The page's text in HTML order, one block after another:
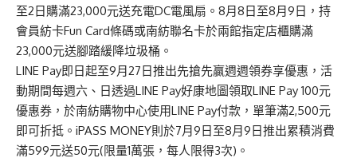
至2日購滿23,000元送充電DC電風扇。8月8日至8月9日，持
會員紡卡Fun Card條碼或南紡聯名卡於兩館指定店櫃購滿
23,000元送腳踏緩降垃圾桶。
LINE Pay即日起至9月27日推出先搶先贏週週領券享優惠，活
動期間每週六、日透過LINE Pay好康地圖領取LINE Pay 100元
優惠券，於南紡購物中心使用LINE Pay付款，單筆滿2,500元
即可折抵。iPASS MONEY則於7月9日至8月9日推出累積消費
滿599元送50元(限量1萬張，每人限得3次)。